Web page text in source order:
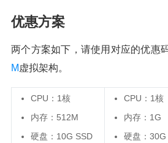
优惠方案
两个方案如下，请使用对应的优惠
M 虚拟架构。
CPU：1核
内存：512M
硬盘：10G SSD
CPU：1核
内存：1G
硬盘：30G